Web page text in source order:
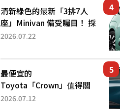
清新綠色的最新「3排7人
座」Minivan 備受矚目！ 採
用全長4.7公尺剛剛好的車
還推出467萬元日圓起的5
人座版...
2026.07.22
最便宜的
Toyota「Crown」值得關
注！ 搭載4WD、每公升
2026.07.12